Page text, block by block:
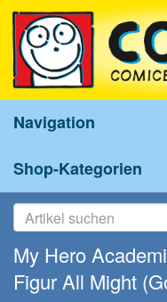
Navigation
Shop-Kategorien
My Hero
Figur All Might